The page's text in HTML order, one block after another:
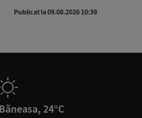
Publicat la 09.08.2026 10:39
24°C